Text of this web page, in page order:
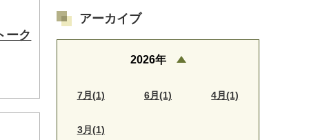
ーク
アーカイブ
2026年
7月(1) 6月(1) 4月(1)
3月(1)